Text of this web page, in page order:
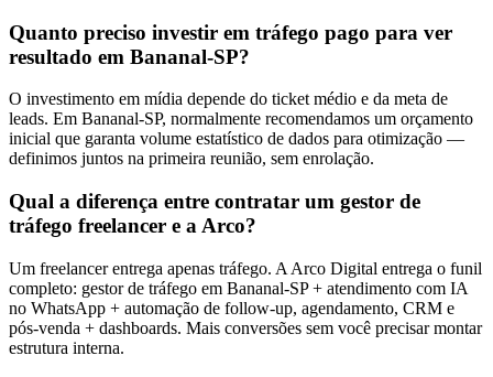
Quanto preciso investir em tráfego pago para ver
resultado em Bananal-SP?
O investimento em mídia depende do ticket médio e da meta de
leads. Em Bananal-SP, normalmente recomendamos um orçamento
inicial que garanta volume estatístico de dados para otimização —
definimos juntos na primeira reunião, sem enrolação.
Qual a diferença entre contratar um gestor de
tráfego freelancer e a Arco?
Um freelancer entrega apenas tráfego. A Arco Digital entrega o funil
completo: gestor de tráfego em Bananal-SP + atendimento com IA
no WhatsApp + automação de follow-up, agendamento, CRM e
pós-venda + dashboards. Mais conversões sem você precisar montar
estrutura interna.